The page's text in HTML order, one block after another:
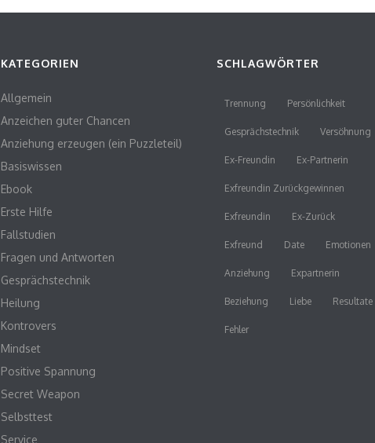
KATEGORIEN
Allgemein
Anzeichen guter Chancen
Anziehung erzeugen (ein Puzzleteil)
Basiswissen
Ebook
Erste Hilfe
Fallstudien
Fragen und Antworten
Gesprächstechnik
Heilung
Kontrovers
Mindset
Positive Spannung
Secret Weapon
Selbsttest
Service
SCHLAGWÖRTER
Trennung Persönlichkeit
Gesprächstechnik Versöhnung
Ex-Freundin Ex-Partnerin
Exfreundin Zurückgewinnen
Exfreundin Ex-Zurück
Exfreund Date Emotionen
Anziehung Expartnerin
Beziehung Liebe Resultate
Fehler